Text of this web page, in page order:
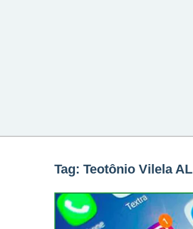
Tag: Teotônio Vilela AL